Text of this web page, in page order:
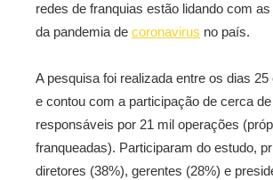
redes de franquias estão lidando com
da pandemia de coronavirus no país.
A pesquisa foi realizada entre os dias
e contou com a participação de cerca
responsáveis por 21 mil operações
franqueadas). Participaram do estudo,
diretores (38%), gerentes (28%) e